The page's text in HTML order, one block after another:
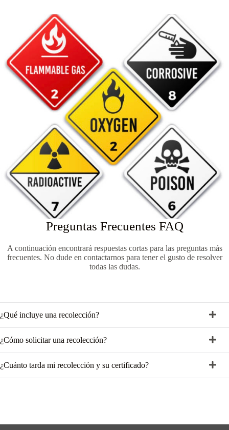
Preguntas Frecuentes FAQ
A continuación encontrará respuestas cortas para las preguntas más
frecuentes. No dude en contactarnos para tener el gusto de resolver
todas las dudas.
¿Qué incluye una recolección?
¿Cómo solicitar una recolección?
¿Cuánto tarda mi recolección y su certificado?